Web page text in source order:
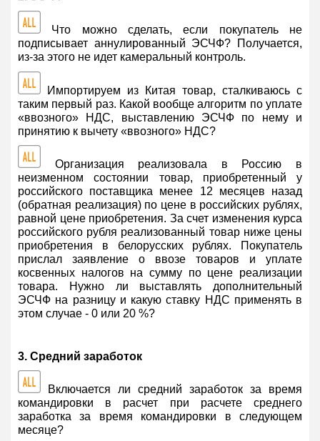
Что можно сделать, если покупатель не
подписывает аннулированный ЭСЧФ? Получается,
из-за этого не идет камеральный контроль.
Импортируем из Китая товар, сталкиваюсь с
таким первый раз. Какой вообще алгоритм по уплате
«ввозного» НДС, выставлению ЭСЧФ по нему и
принятию к вычету «ввозного» НДС?
Организация реализовала в Россию в
неизменном состоянии товар, приобретенный у
российского поставщика менее 12 месяцев назад
(обратная реализация) по цене в российских рублях,
равной цене приобретения. За счет изменения курса
российского рубля реализованный товар ниже цены
приобретения в белорусских рублях. Покупатель
прислал заявление о ввозе товаров и уплате
косвенных налогов на сумму по цене реализации
товара. Нужно ли выставлять дополнительный
ЭСЧФ на разницу и какую ставку НДС применять в
этом случае - 0 или 20 %?
3. Средний заработок
Включается ли средний заработок за время
командировки в расчет при расчете среднего
заработка за время командировки в следующем
месяце?